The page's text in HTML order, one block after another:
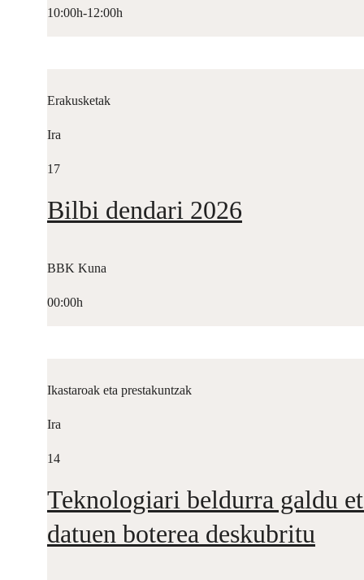
10:00h-12:00h
Erakusketak
Ira
17
Bilbi dendari 2026
BBK Kuna
00:00h
Ikastaroak eta prestakuntzak
Ira
14
Teknologiari beldurra galdu
datuen boterea deskubritu